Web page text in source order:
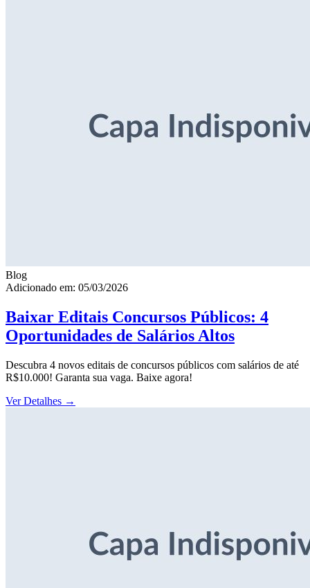
Blog
Adicionado em: 05/03/2026
Baixar Editais Concursos Públicos: 4
Oportunidades de Salários Altos
Descubra 4 novos editais de concursos públicos com salários de até
R$10.000! Garanta sua vaga. Baixe agora!
Ver Detalhes →